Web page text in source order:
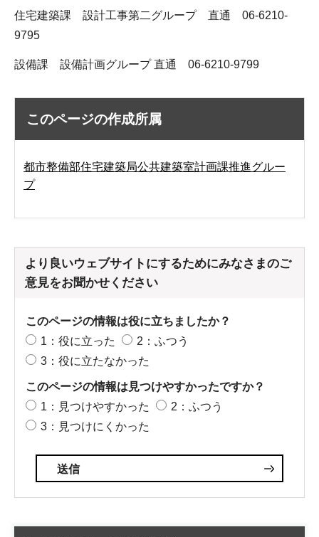
住宅建築課 設計工事第二グループ 直通 06-6210-
9795
設備課 設備計画グループ 直通 06-6210-9799
このページの作成所属
都市整備部住宅建築局公共建築室計画課推進グルー
プ
より良いウェブサイトにするためにみなさまのご
意見をお聞かせください
このページの情報は役に立ちましたか？
1：役に立った
2：ふつう
3：役に立たなかった
このページの情報は見つけやすかったですか？
1：見つけやすかった
2：ふつう
3：見つけにくかった